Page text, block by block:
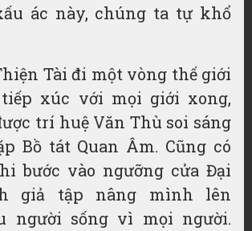
ác này, chúng ta tự khổ
Tài đi một vòng thế giới
xúc với mọi giới xong,
trí huệ Văn Thù soi sáng
Bồ tát Quan Âm. Cũng có
bước vào ngưỡng cửa Đại
giả tập nâng mình lên
người sống vì mọi người.